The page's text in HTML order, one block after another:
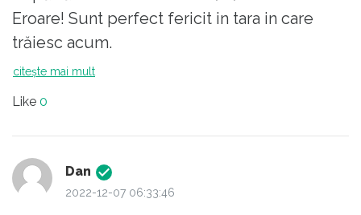
Eroare! Sunt perfect fericit in tara in care
trăiesc acum.
Singura tristețe este cand mai vad știri din
prosti :-)
PS: argumente in susținerea a ce spun sunt...
milioane.
citește mai mult
Like 0
Dan
2022-12-07 06:33:46